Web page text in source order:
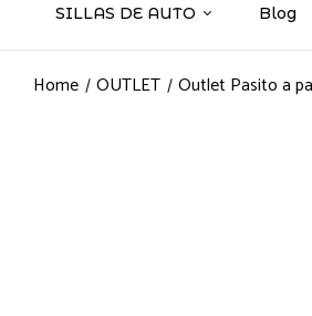
SILLAS DE AUTO
Blog
Home OUTLET Outlet Pasito a